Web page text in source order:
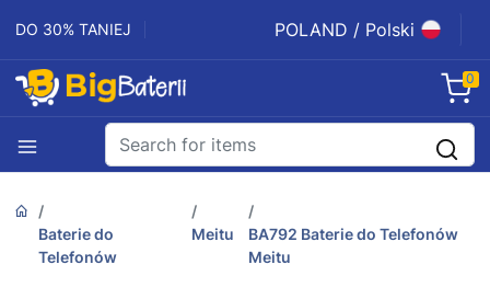
DO 30% TANIEJ POLAND / Polski
0
Baterie do
Telefonów
Meitu
BA792 Baterie do Telefonów
Meitu